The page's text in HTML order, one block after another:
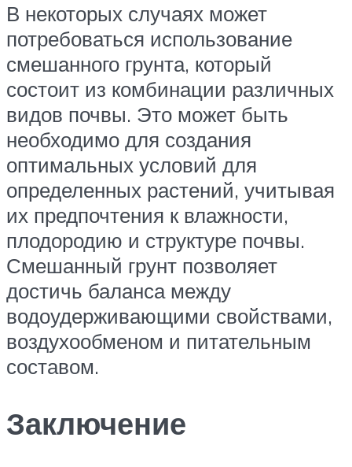
В некоторых случаях может
потребоваться использование
смешанного грунта, который
состоит из комбинации различных
видов почвы. Это может быть
необходимо для создания
оптимальных условий для
определенных растений, учитывая
их предпочтения к влажности,
плодородию и структуре почвы.
Смешанный грунт позволяет
достичь баланса между
водоудерживающими свойствами,
воздухообменом и питательным
составом.
Заключение